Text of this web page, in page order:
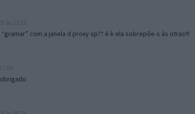
com a janela d proxy sp?? é k ela sobrepõe-s às otras!!!